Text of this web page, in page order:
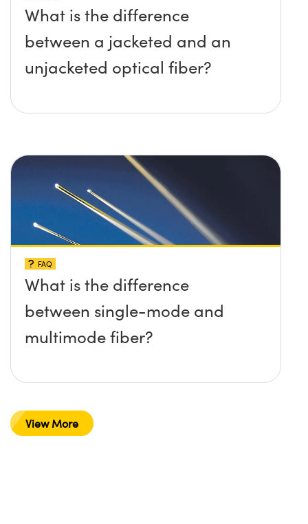
What is the difference
between a jacketed and an
unjacketed optical fiber?
FAQ
What is the difference
between single-mode and
multimode fiber?
View More